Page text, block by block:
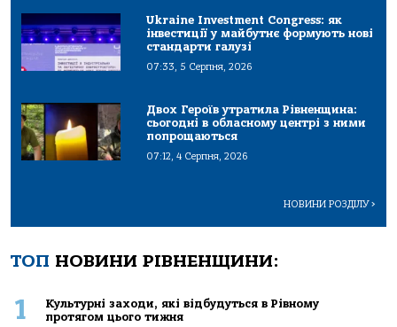
Ukraine Investment Congress: як
інвестиції у майбутнє формують нові
стандарти галузі
07:33, 5 Серпня, 2026
Двох Героїв утратила Рівненщина:
сьогодні в обласному центрі з ними
попрощаються
07:12, 4 Серпня, 2026
НОВИНИ РОЗДІЛУ>
ТОП НОВИНИ РІВНЕНЩИНИ:
1
Культурні заходи, які відбудуться в Рівному
протягом цього тижня